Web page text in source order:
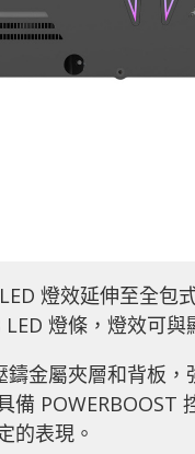
燈效延伸至全包
燈條，燈效可
金屬夾層和背板
備 POWERBOOST
的表現。